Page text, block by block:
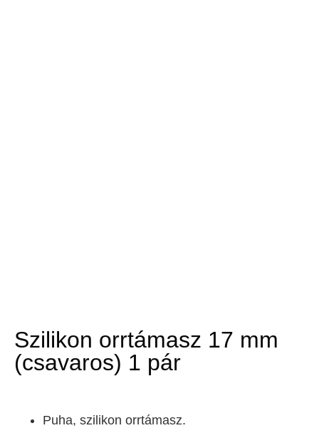
Szilikon orrtámasz 17 mm
(csavaros) 1 pár
Puha, szilikon orrtámasz.